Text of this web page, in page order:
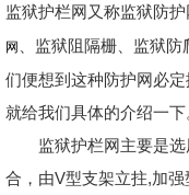
监狱护栏网又称监狱防
网
、监狱阻隔栅、监狱
们便想到这种防护网必
就给我们具体的介绍一下
监狱护栏网主要是选
合，由V型支架立拄,加